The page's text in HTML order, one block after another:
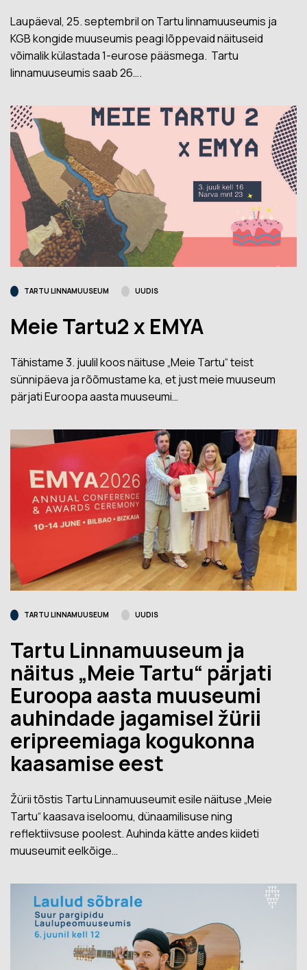
Laupäeval, 25. septembril on Tartu linnamuuseumis ja
KGB kongide muuseumis peagi lõppevaid näituseid
võimalik külastada 1-eurose pääsmega. Tartu
linnamuuseumis saab 26….
TARTU LINNAMUUSEUM UUDIS
Meie Tartu2 x EMYA
Tähistame 3. juulil koos näituse „Meie Tartu“ teist
sünnipäeva ja rõõmustame ka, et just meie muuseum
pärjati Euroopa aasta muuseumi…
TARTU LINNAMUUSEUM UUDIS
Tartu Linnamuuseum ja
näitus „Meie Tartu“ pärjati
Euroopa aasta muuseumi
auhindade jagamisel žürii
eripreemiaga kogukonna
kaasamise eest
Žürii tõstis Tartu Linnamuuseumit esile näituse „Meie
Tartu“ kaasava iseloomu, dünaamilisuse ning
reflektiivsuse poolest. Auhinda kätte andes kiideti
muuseumit eelkõige…